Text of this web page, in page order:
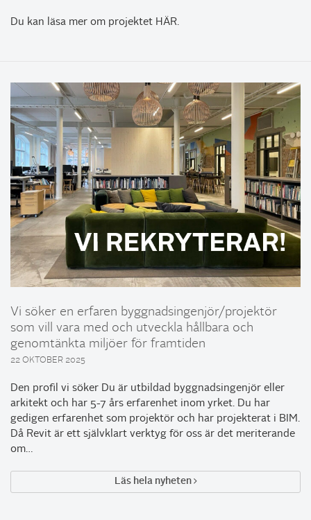
Du kan läsa mer om projektet HÄR.
Vi söker en erfaren byggnadsingenjör/projektör
som vill vara med och utveckla hållbara och
genomtänkta miljöer för framtiden
22 OKTOBER 2025
Den profil vi söker Du är utbildad byggnadsingenjör eller
arkitekt och har 5-7 års erfarenhet inom yrket. Du har
gedigen erfarenhet som projektör och har projekterat i BIM.
Då Revit är ett självklart verktyg för oss är det meriterande
om…
Läs hela nyheten